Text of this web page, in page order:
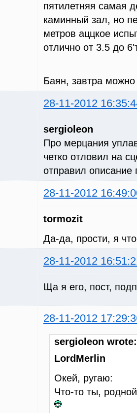
пятилетняя самая
каминный зал, но
метров аццкое
отлично от 3.5 до
Баян, завтра
28-11-2012
sergioleon
Про мерцания
четко отловил на
отправил описание
28-11-2012
tormozit
Да-да, прости, я
28-11-2012
Ща я его, пост,
28-11-2012
sergioleon wrote:
LordMerlin
Окей, ругаю:
Что-то ты,